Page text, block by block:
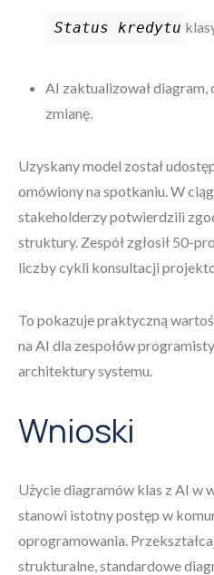
Status kredytu
AI zaktualizował
zmianę.
Uzyskany model został
omówiony na spotkaniu. W
stakeholderzy potwierdzili
struktury. Zespół zgłosił 50-
liczby cykli konsultacji
To pokazuje praktyczną
na AI dla zespołów
architektury systemu.
Wnioski
Użycie diagramów klas z AI w
stanowi istotny postęp w
oprogramowania.
strukturalne, standardowe